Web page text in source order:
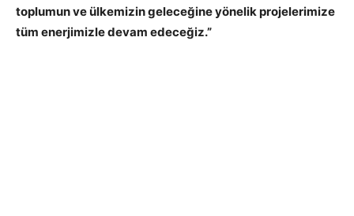
toplumun ve ülkemizin geleceğine yönelik projelerimize
tüm enerjimizle devam edeceğiz.”